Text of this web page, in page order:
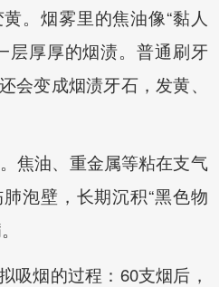
。烟雾里的焦油像“黏人
层厚厚的烟渍。普通刷牙
会变成烟渍牙石，发黄、
油、重金属等粘在支气
泡壁，长期沉积“黑色物
吸烟的过程：60支烟后，